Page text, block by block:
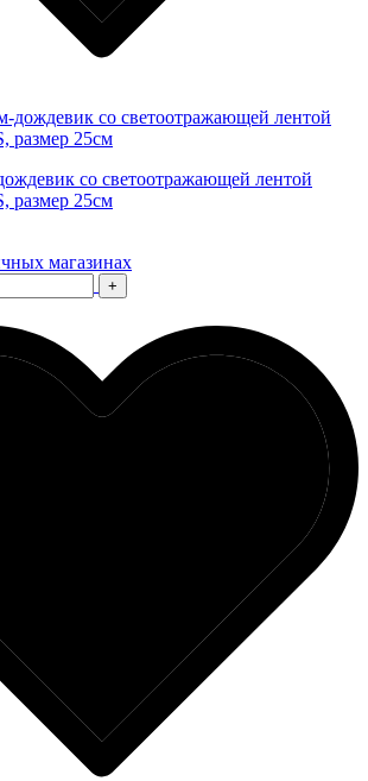
со светоотражающей лентой
размер 25см
магазинах
+